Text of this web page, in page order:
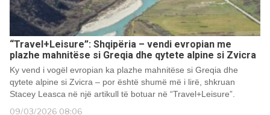
“Travel+Leisure”: Shqipëria – vendi evropian me
plazhe mahnitëse si Greqia dhe qytete alpine si Zvicra
Ky vend i vogël evropian ka plazhe mahnitëse si Greqia dhe
qytete alpine si Zvicra – por është shumë më i lirë, shkruan
Stacey Leasca në një artikull të botuar në “Travel+Leisure”.
09/03/2026 08:06